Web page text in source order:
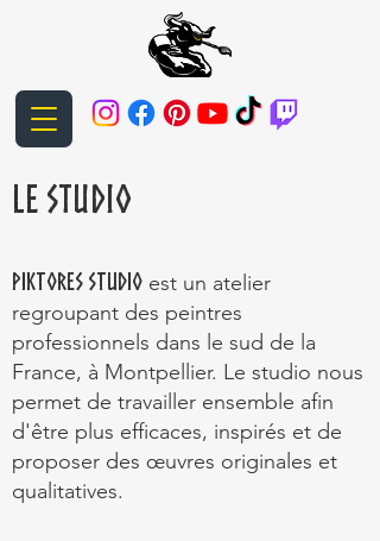
LE STUDIO
Piktores Studio est un atelier
regroupant des peintres
professionnels dans le sud de la
France, à Montpellier. Le studio nous
permet de travailler ensemble afin
d'être plus efficaces, inspirés et de
proposer des œuvres originales et
qualitatives.